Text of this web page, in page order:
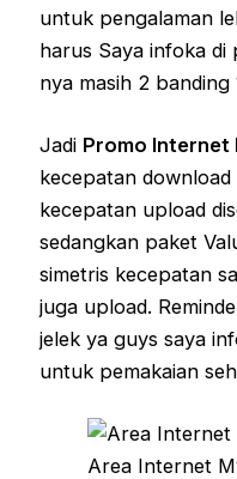
untuk pengalaman
harus Saya infoka
nya masih 2 banding
Jadi Promo Internet
kecepatan
kecepatan upload
sedangkan paket
simetris kecepatan
juga upload.
jelek ya guys saya
untuk pemakaian
Area Internet